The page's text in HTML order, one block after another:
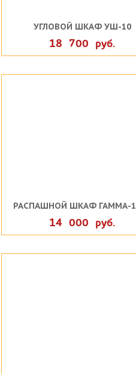
УГЛОВОЙ ШКАФ УШ-10
18 700 руб.
РАСПАШНОЙ ШКАФ ГАММА-
14 000 руб.